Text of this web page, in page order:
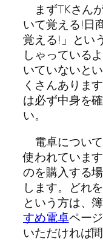
まずTKさん
いて覚える!日
覚える!」とい
しゃっている
いていないと
くさんありま
は必ず中身を
い。
電卓につい
使われていま
のを購入する
します。どれ
という方は、
すめ電卓ペー
いただければ